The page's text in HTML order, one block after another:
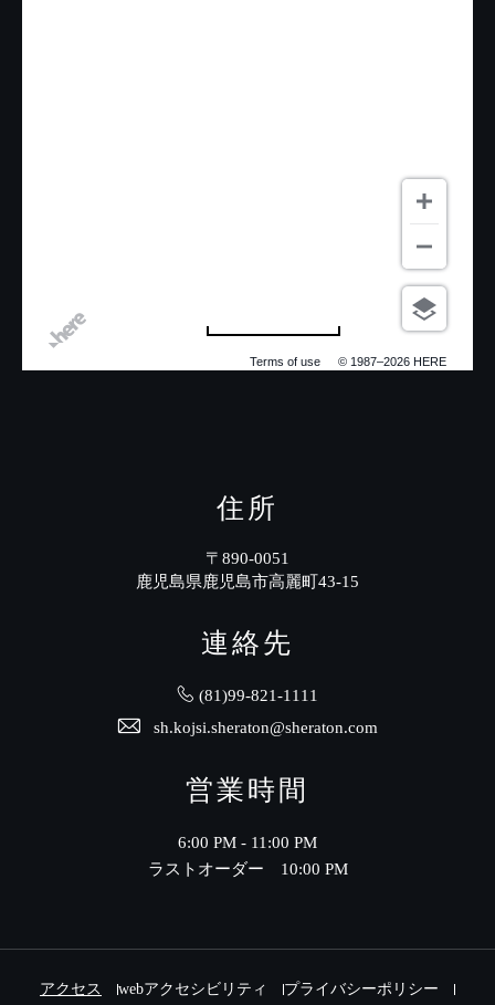
Terms of use © 1987–2026 HERE
住所
〒890-0051
鹿児島県鹿児島市高麗町43-15
連絡先
(81)99-821-1111
sh.kojsi.sheraton@sheraton.com
営業時間
6:00 PM - 11:00 PM
ラストオーダー 10:00 PM
アクセス webアクセシビリティ プライバシーポリシー